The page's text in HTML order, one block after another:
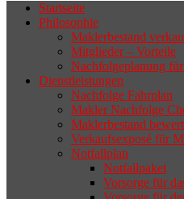
Wenn sich der
zurückziehen
geeigneten
selten die
Startseite
Philosophie
Maklerbestand
Mitglieder – Vorteile
Nachfolgeplanung
Dienstleistungen
Nachfolge Fahrplan
Makler Nachfolge
Maklerbestand
Verkaufsexposé für
Notfallplan
Notfallpaket
Vorsorge für